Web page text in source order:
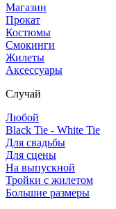
Магазин
Прокат
Костюмы
Смокинги
Жилеты
Аксессуары
Случай
Любой
Black Tie - White Tie
Для свадьбы
Для сцены
На выпускной
Тройки с жилетом
Большие размеры